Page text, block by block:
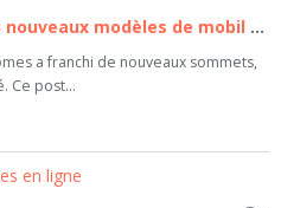
L'esthétique extérieure des nouveaux modèles de mobil homes
a franchi de nouveaux sommets,
Ce post...